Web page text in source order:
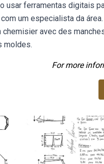
usar ferramentas digitais
um especialista da
avec des
moldes.
For more